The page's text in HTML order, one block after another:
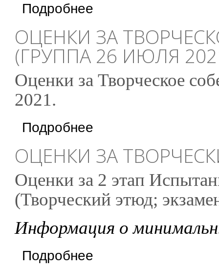
Подробнее
ОЦЕНКИ ЗА
(ГРУППА 26 ИЮЛЯ
Оценки за Творческое
2021.
Подробнее
ОЦЕНКИ ЗА
Оценки за 2 этап
(Творческий этюд;
Информация о
Подробнее